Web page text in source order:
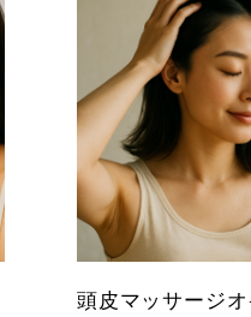
頭皮マッサージ